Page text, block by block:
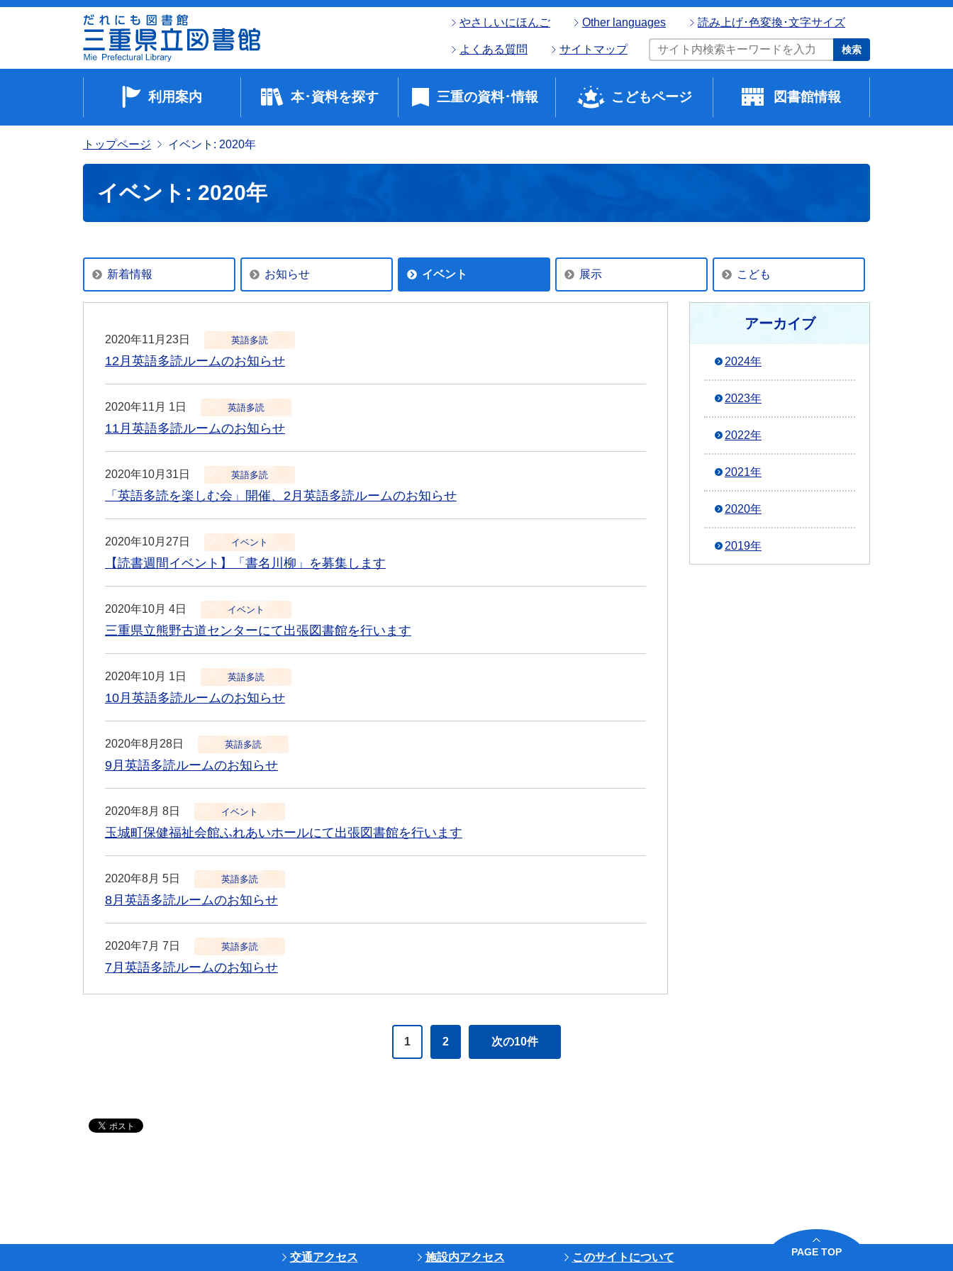
やさしいにほんご Other languages 読み上げ･色変換･文字サイズ
よくある質問 サイトマップ 検索
利用案内 本･資料を探す 三重の資料･情報 こどもページ 図書館情報
トップページ イベント: 2020年
イベント: 2020年
新着情報 お知らせ イベント 展示 こども
2020年11月23日 英語多読
12月英語多読ルームのお知らせ
2020年11月 1日 英語多読
11月英語多読ルームのお知らせ
2020年10月31日 英語多読
「英語多読を楽しむ会」開催、2月英語多読ルームのお知らせ
2020年10月27日 イベント
【読書週間イベント】「書名川柳」を募集します
2020年10月 4日 イベント
三重県立熊野古道センターにて出張図書館を行います
2020年10月 1日 英語多読
10月英語多読ルームのお知らせ
2020年8月28日 英語多読
9月英語多読ルームのお知らせ
2020年8月 8日 イベント
玉城町保健福祉会館ふれあいホールにて出張図書館を行います
2020年8月 5日 英語多読
8月英語多読ルームのお知らせ
2020年7月 7日 英語多読
7月英語多読ルームのお知らせ
アーカイブ
2024年
2023年
2022年
2021年
2020年
2019年
1 2 次の10件
PAGE TOP
交通アクセス 施設内アクセス このサイトについて